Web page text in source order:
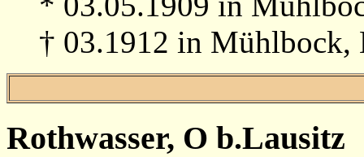
† 03.1912 in Mühlbock,
Rothwasser, O b.Lausitz